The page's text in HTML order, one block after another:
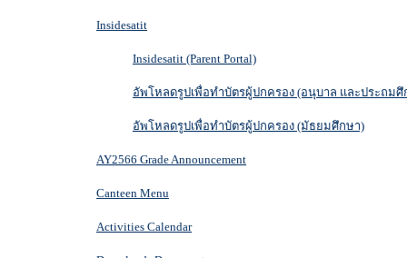
Insidesatit
Insidesatit (Parent Portal)
อัพโหลดรูปเพื่อทำบัตรผู้ปกครอง (อนุบาล และประถมศึ
อัพโหลดรูปเพื่อทำบัตรผู้ปกครอง (มัธยมศึกษา)
AY2566 Grade Announcement
Canteen Menu
Activities Calendar